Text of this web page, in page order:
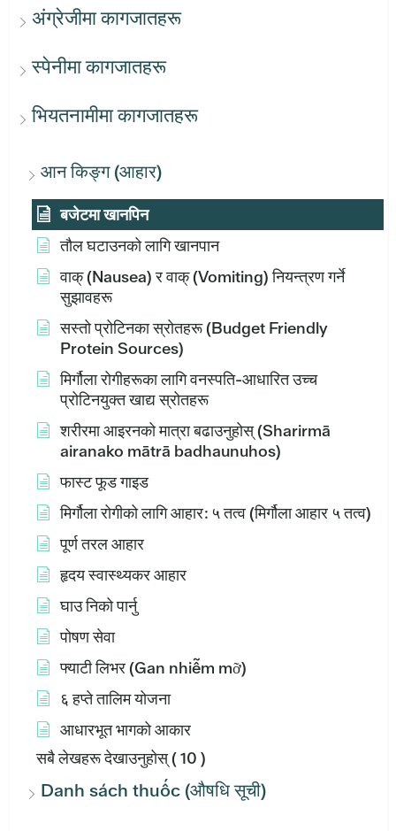
अंग्रेजीमा कागजातहरू
स्पेनीमा कागजातहरू
भियतनामीमा कागजातहरू
आन किङ्ग (आहार)
बजेटमा खानपिन
तौल घटाउनको लागि खानपान
वाक् (Nausea) र वाक् (Vomiting) नियन्त्रण गर्ने
सुझावहरू
सस्तो प्रोटिनका स्रोतहरू (Budget Friendly
Protein Sources)
मिर्गौला रोगीहरूका लागि वनस्पति-आधारित उच्च
प्रोटिनयुक्त खाद्य स्रोतहरू
शरीरमा आइरनको मात्रा बढाउनुहोस् (Sharirmā
airanako mātrā badhaunuhos)
फास्ट फूड गाइड
मिर्गौला रोगीको लागि आहार: ५ तत्व (मिर्गौला आहार ५ तत्व)
पूर्ण तरल आहार
हृदय स्वास्थ्यकर आहार
घाउ निको पार्नु
पोषण सेवा
फ्याटी लिभर (Gan nhiễm mỡ)
६ हप्ते तालिम योजना
आधारभूत भागको आकार
सबै लेखहरू देखाउनुहोस्( 10 )
Danh sách thuốc (औषधि सूची)